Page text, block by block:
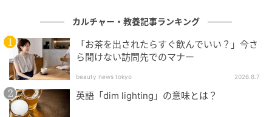
隠筆 1幅 室町時代・16世紀 根津美術館蔵（小林中氏寄
贈））。蓮池に2羽の鷺が佇んでいる夏らしい情景で
す。
中国では「蓮」と「連」、「鷺」と「路」の発音が通
カルチャー・教養記事ランキング
「お茶を出されたらすぐ飲んでいい？」今さ
ら聞けない訪問先でのマナー
beauty news tokyo 2026.8.7
英語「dim lighting」の意味とは？